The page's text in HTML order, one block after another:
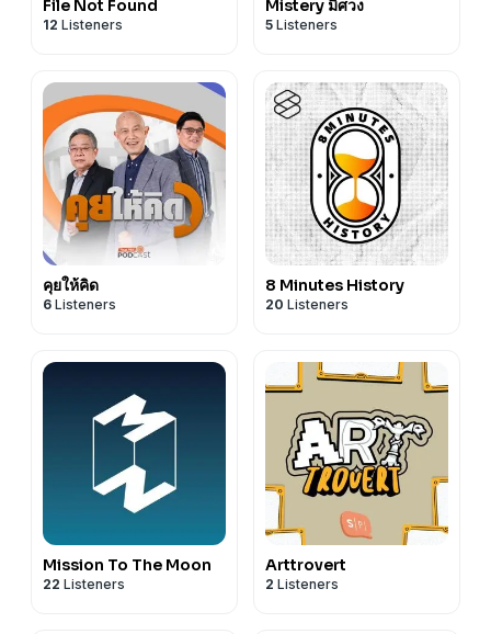
File Not Found
12 Listeners
Mistery มิศวง
5 Listeners
คุยให้คิด
6 Listeners
8 Minutes History
20 Listeners
Mission To The Moon
22 Listeners
Arttrovert
2 Listeners